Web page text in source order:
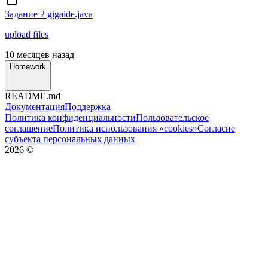
Задание 2 gigaide.java
upload files
10 месяцев назад
Homework
README.md
ДокументацияПоддержка
Политика конфиденциальностиПользовательское
соглашениеПолитика использования «cookies»Согласие
субъекта персональных данных
2026 ©